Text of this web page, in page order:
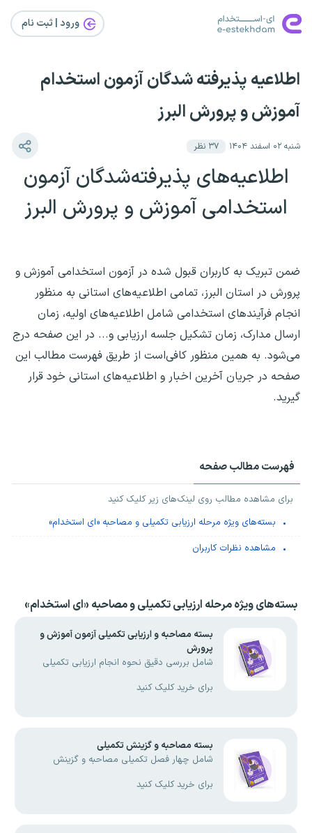
ورود | ثبت‌ نام
اطلاعیه پذیرفته شدگان آزمون استخدام
آموزش و پرورش البرز
شنبه ۰۲ اسفند ۱۴۰۴ ۳۷ نظر
اطلاعیه‌های پذیرفته‌شدگان آزمون
استخدامی آموزش و پرورش البرز
ضمن تبریک به کاربران قبول شده در آزمون استخدامی آموزش و
پرورش در استان البرز، تمامی اطلاعیه‌های استانی به منظور
انجام فرآیندهای استخدامی شامل اطلاعیه‌های اولیه، زمان
ارسال مدارک، زمان تشکیل جلسه ارزیابی و... در این صفحه درج
می‌شود. به همین منظور کافی‌است از طریق فهرست مطالب این
صفحه در جریان آخرین اخبار و اطلاعیه‌های استانی خود قرار
گیرید.
فهرست مطالب صفحه
برای مشاهده مطالب روی لینک‌های زیر کلیک کنید
بسته‌های ویژه مرحله ارزیابی تکمیلی و مصاحبه «ای استخدام»
مشاهده نظرات کاربران
بسته‌های ویژه مرحله ارزیابی تکمیلی و مصاحبه «ای استخدام»
بسته مصاحبه و ارزیابی تکمیلی آزمون آموزش و
پرورش
شامل بررسی دقیق نحوه انجام ارزیابی تکمیلی
برای خرید کلیک کنید
بسته مصاحبه و گزینش تکمیلی
شامل چهار فصل تکمیلی مصاحبه و گزینش
برای خرید کلیک کنید